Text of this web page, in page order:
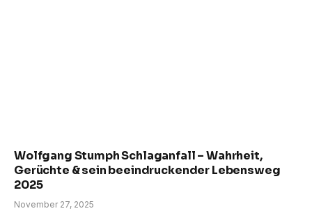
Wolfgang Stumph Schlaganfall – Wahrheit,
Gerüchte & sein beeindruckender Lebensweg
2025
November 27, 2025